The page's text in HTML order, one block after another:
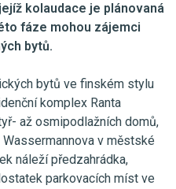
kolaudace je plánovaná
fáze mohou zájemci
bytů.
bytů ve finském stylu
komplex Ranta
až osmipodlažních domů,
v městské
náleží předzahrádka,
parkovacích míst ve